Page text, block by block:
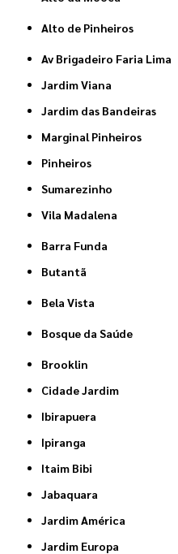
Alto de Pinheiros
Av Brigadeiro Faria Lima
Jardim Viana
Jardim das Bandeiras
Marginal Pinheiros
Pinheiros
Sumarezinho
Vila Madalena
Barra Funda
Butantã
Bela Vista
Bosque da Saúde
Brooklin
Cidade Jardim
Ibirapuera
Ipiranga
Itaim Bibi
Jabaquara
Jardim América
Jardim Europa